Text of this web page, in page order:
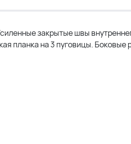
закрытые швы
планка на 3 пуговицы.